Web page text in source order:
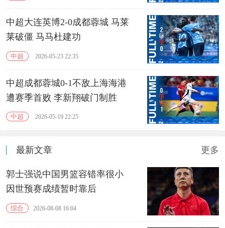
中超大连英博2-0成都蓉城 马莱
莱破僵 马马杜建功
中超 2026-05-23 22:35
中超成都蓉城0-1不敌上海海港
遭赛季首败 李新翔破门制胜
中超 2026-05-19 22:25
最新文章 更多
郭士强说中国男篮容错率很小
因世预赛成绩暂时靠后
综合 2026-08-08 16:04